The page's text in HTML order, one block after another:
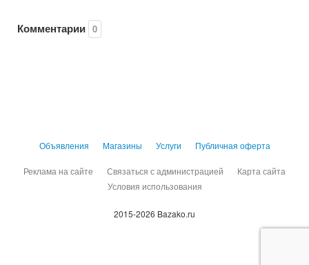
Комментарии 0
Объявления Магазины Услуги Публичная оферта
Реклама на сайте Связаться с администрацией
Карта сайта
Условия использования
2015-2026 Bazako.ru